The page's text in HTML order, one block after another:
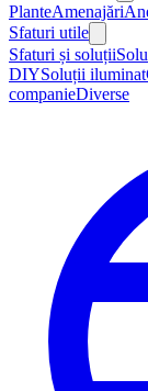
PlanteAmenajări
Sfaturi utile
Sfaturi și soluții
DIYSoluții iluminat
companieDiverse